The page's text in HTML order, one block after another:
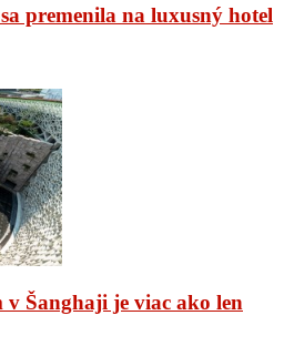
premenila na luxusný hotel
v Šanghaji je viac ako len